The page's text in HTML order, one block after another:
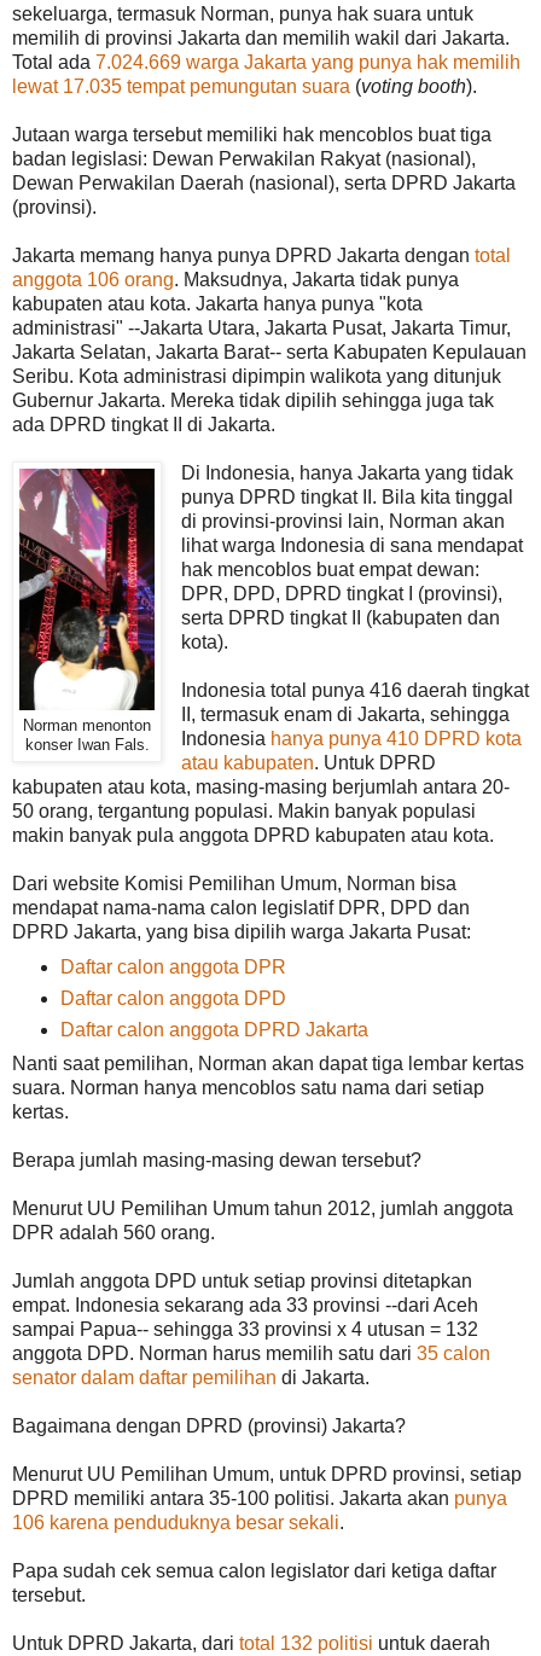
sekeluarga, termasuk Norman, punya hak suara untuk
memilih di provinsi Jakarta dan memilih wakil dari Jakarta.
Total ada 7.024.669 warga Jakarta yang punya hak memilih
lewat 17.035 tempat pemungutan suara (voting booth).
Jutaan warga tersebut memiliki hak mencoblos buat tiga
badan legislasi: Dewan Perwakilan Rakyat (nasional),
Dewan Perwakilan Daerah (nasional), serta DPRD Jakarta
(provinsi).
Jakarta memang hanya punya DPRD Jakarta dengan total
anggota 106 orang. Maksudnya, Jakarta tidak punya
kabupaten atau kota. Jakarta hanya punya "kota
administrasi" --Jakarta Utara, Jakarta Pusat, Jakarta Timur,
Jakarta Selatan, Jakarta Barat-- serta Kabupaten Kepulauan
Seribu. Kota administrasi dipimpin walikota yang ditunjuk
Gubernur Jakarta. Mereka tidak dipilih sehingga juga tak
ada DPRD tingkat II di Jakarta.
Norman menonton
konser Iwan Fals.
Di Indonesia, hanya Jakarta yang tidak
punya DPRD tingkat II. Bila kita tinggal
di provinsi-provinsi lain, Norman akan
lihat warga Indonesia di sana mendapat
hak mencoblos buat empat dewan:
DPR, DPD, DPRD tingkat I (provinsi),
serta DPRD tingkat II (kabupaten dan
kota).
Indonesia total punya 416 daerah tingkat
II, termasuk enam di Jakarta, sehingga
Indonesia hanya punya 410 DPRD kota
atau kabupaten. Untuk DPRD
kabupaten atau kota, masing-masing berjumlah antara 20-
50 orang, tergantung populasi. Makin banyak populasi
makin banyak pula anggota DPRD kabupaten atau kota.
Dari website Komisi Pemilihan Umum, Norman bisa
mendapat nama-nama calon legislatif DPR, DPD dan
DPRD Jakarta, yang bisa dipilih warga Jakarta Pusat:
Daftar calon anggota DPR
Daftar calon anggota DPD
Daftar calon anggota DPRD Jakarta
Nanti saat pemilihan, Norman akan dapat tiga lembar kertas
suara. Norman hanya mencoblos satu nama dari setiap
kertas.
Berapa jumlah masing-masing dewan tersebut?
Menurut UU Pemilihan Umum tahun 2012, jumlah anggota
DPR adalah 560 orang.
Jumlah anggota DPD untuk setiap provinsi ditetapkan
empat. Indonesia sekarang ada 33 provinsi --dari Aceh
sampai Papua-- sehingga 33 provinsi x 4 utusan = 132
anggota DPD. Norman harus memilih satu dari 35 calon
senator dalam daftar pemilihan di Jakarta.
Bagaimana dengan DPRD (provinsi) Jakarta?
Menurut UU Pemilihan Umum, untuk DPRD provinsi, setiap
DPRD memiliki antara 35-100 politisi. Jakarta akan punya
106 karena penduduknya besar sekali.
Papa sudah cek semua calon legislator dari ketiga daftar
tersebut.
Untuk DPRD Jakarta, dari total 132 politisi untuk daerah